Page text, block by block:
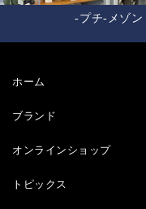
-プチ-メゾン
ホーム
ブランド
オンラインショップ
トピックス